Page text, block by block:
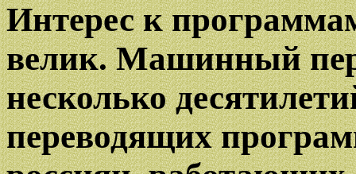
Интерес к
велик. Машинный
несколько
переводящих